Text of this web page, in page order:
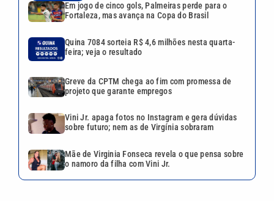
Em jogo de cinco gols, Palmeiras perde para o
Fortaleza, mas avança na Copa do Brasil
Quina 7084 sorteia R$ 4,6 milhões nesta quarta-
feira; veja o resultado
Greve da CPTM chega ao fim com promessa de
projeto que garante empregos
Vini Jr. apaga fotos no Instagram e gera dúvidas
sobre futuro; nem as de Virgínia sobraram
Mãe de Virginia Fonseca revela o que pensa sobre
o namoro da filha com Vini Jr.